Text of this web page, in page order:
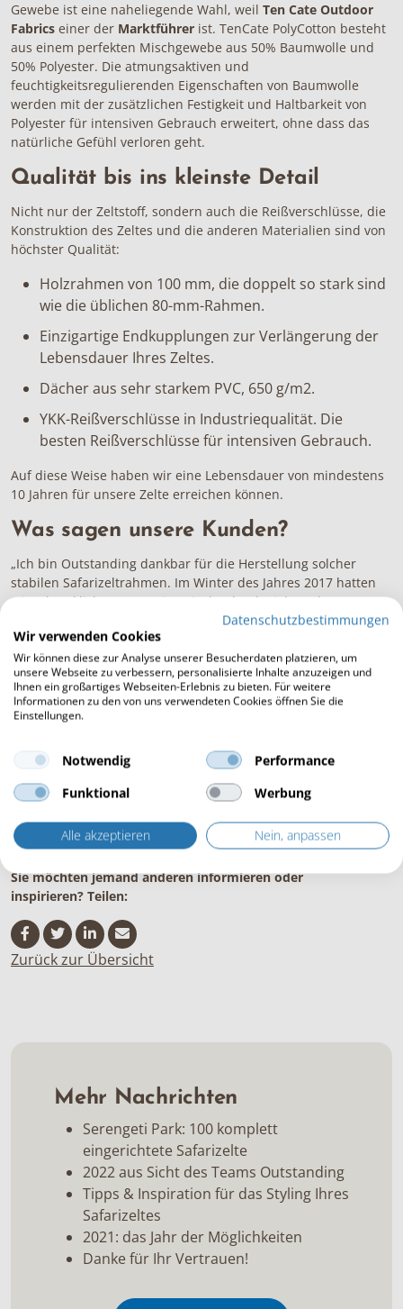
Gewebe ist eine naheliegende Wahl, weil Ten Cate Outdoor
Fabrics einer der Marktführer ist. TenCate PolyCotton besteht
aus einem perfekten Mischgewebe aus 50% Baumwolle und
50% Polyester. Die atmungsaktiven und
feuchtigkeitsregulierenden Eigenschaften von Baumwolle
werden mit der zusätzlichen Festigkeit und Haltbarkeit von
Polyester für intensiven Gebrauch erweitert, ohne dass das
natürliche Gefühl verloren geht.
Qualität bis ins kleinste Detail
Nicht nur der Zeltstoff, sondern auch die Reißverschlüsse, die
Konstruktion des Zeltes und die anderen Materialien sind von
höchster Qualität:
Holzrahmen von 100 mm, die doppelt so stark sind
wie die üblichen 80-mm-Rahmen.
Einzigartige Endkupplungen zur Verlängerung der
Lebensdauer Ihres Zeltes.
Dächer aus sehr starkem PVC, 650 g/m2.
YKK-Reißverschlüsse in Industriequalität. Die
besten Reißverschlüsse für intensiven Gebrauch.
Auf diese Weise haben wir eine Lebensdauer von mindestens
10 Jahren für unsere Zelte erreichen können.
Was sagen unsere Kunden?
„Ich bin Outstanding dankbar für die Herstellung solcher
stabilen Safarizeltrahmen. Im Winter des Jahres 2017 hatten
wir schreckliches Wetter in Griechenland. Viele „echte“
Gebäude stürzten ein, aber das Safarizelt ist immer noch
stabil! Vielen Dank für die Ausführung. Ihr Sachverstand wird
geschätzt!”– Amani Spa, Griechenland
„Die Zelte sind gut gebaut und sehr stark, damit sie den
windigen Hügel von Yorkshire leicht standhalten. Sie sehen
Leistungsverhältnis ist sehr gut im Vergleich zu anderen
Anbietern. Wir sind darüber sehr zufrieden.“ –Coast and
Camplight, England
Sie möchten jemand anderen informieren oder
inspirieren? Teilen:
Zurück zur Übersicht
Mehr Nachrichten
Serengeti Park: 100 komplett
eingerichtete Safarizelte
2022 aus Sicht des Teams Outstanding
Tipps & Inspiration für das Styling Ihres
Safarizeltes
2021: das Jahr der Möglichkeiten
Danke für Ihr Vertrauen!
Datenschutzbestimmungen
Wir verwenden Cookies
Wir können diese zur Analyse unserer Besucherdaten platzieren, um
unsere Webseite zu verbessern, personalisierte Inhalte anzuzeigen und
Ihnen ein großartiges Webseiten-Erlebnis zu bieten. Für weitere
Informationen zu den von uns verwendeten Cookies öffnen Sie die
Einstellungen.
Notwendig
Performance
Funktional
Werbung
Alle akzeptieren Nein, anpassen